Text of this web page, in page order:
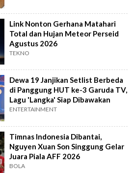
Link Nonton Gerhana Matahari
Total dan Hujan Meteor Perseid
Agustus 2026
TEKNO
Dewa 19 Janjikan Setlist Berbeda
di Panggung HUT ke-3 Garuda TV,
Lagu 'Langka' Siap Dibawakan
ENTERTAINMENT
Timnas Indonesia Dibantai,
Nguyen Xuan Son Singgung Gelar
Juara Piala AFF 2026
BOLA